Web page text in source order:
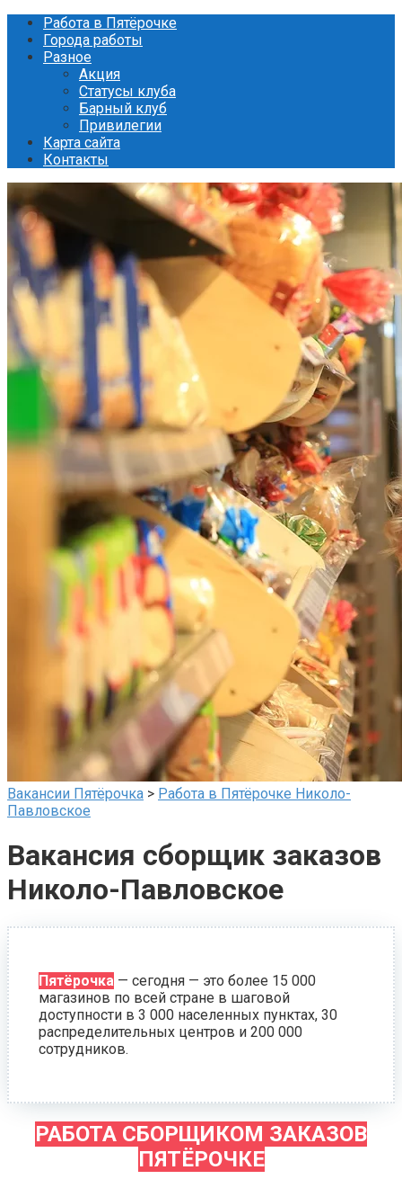
Перейти
контенту
Работа в Пятёрочке
Города работы
Разное
Акция
Статусы клуба
Барный клуб
Привилегии
Карта сайта
Контакты
Вакансии Пятёрочка > Работа в Пятёрочке Николо-
Павловское
Вакансия сборщик заказов
Николо-Павловское
Пятёрочка — сегодня — это более 15 000
магазинов по всей стране в шаговой
доступности в 3 000 населенных пунктах, 30
распределительных центров и 200 000
сотрудников.
РАБОТА СБОРЩИКОМ ЗАКАЗОВ
ПЯТЁРОЧКЕ